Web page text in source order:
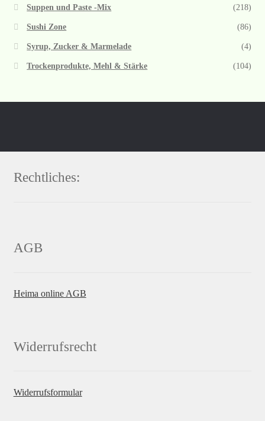
Suppen und Paste -Mix (218)
Sushi Zone (86)
Syrup, Zucker & Marmelade (4)
Trockenprodukte, Mehl & Stärke (104)
Rechtliches:
AGB
Heima online AGB
Widerrufsrecht
Widerrufsformular